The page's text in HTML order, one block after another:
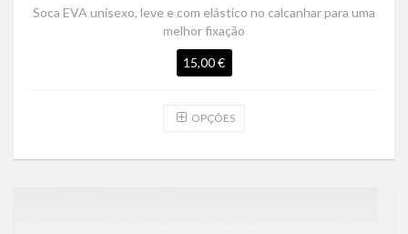
Soca EVA unisexo, leve e com elástico no calcanhar para uma
melhor fixação
15,00 €
OPÇÕES